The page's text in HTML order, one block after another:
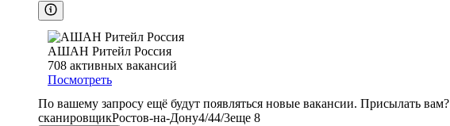
АШАН Ритейл Россия
708 активных вакансий
Посмотреть
По вашему запросу ещё будут появляться новые вакансии. Присылать вам?
сканировщикРостов-на-Дону4/44/3еще 8